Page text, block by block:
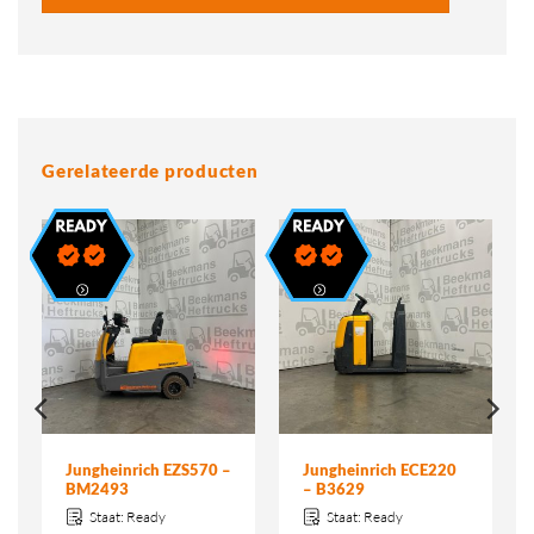
Gerelateerde producten
Jungheinrich EZS570 –
BM2493
Staat: Ready
Jungheinrich ECE220
– B3629
Staat: Ready